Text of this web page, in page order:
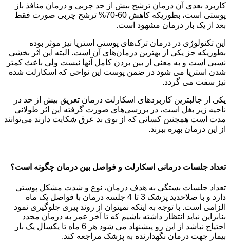
کاربرد بعدی آن درمان ترشح بیش از حد چربی و درمان منافذ باز
پوستی است، بطوریکه کاهش 60-70% ترشح چربی صورت فقط
بعد از یک بار درمان مشهود است.
این تکنولوژی در درمان ترک‌های پوستی استریا نیز موثر بوده
بطوریکه جز یکی از بهترین درمان‌های آن است. البته این اثر بخشی
نسبی است و به معنی از بین بردن کامل آنها نیست ولی باعث کمتر
شدن استریا می شود در ضمن پوست این نواحی که اسکارلت شده
نیز سفت می گردد.
یکی از جالبترین کاربردهای اسکارلت درمان تعریق بیش از حد در
ناحیه زیر بغل است، در بررسی‌های صورت گرفته این اثر طولانی
مدت است همچنین کسانی که از بوی بد عرق شکایت دارند می‌توانند
از این درمان بهره ببرند.
تعداد جلسات درمانی اسکارلت و فواصل بین درمان چگونه است؟
تعداد جلسات بستگی به هدف درمان، نوع و شدت مشکل پوستی
دارد و با صلاحدید پزشک 3 تا 4 جلسه درمان با فواصل یک ماه
الزامی است. با توجه به اینکه نمیتوان از روند پیری جلوگیری نمود
بنابراین نباید انتظار داشته باشیم که تا آخر عمر به درمان مجدد
احتیاج نباشد از این رو پیشنهاد می شود هر 6 ماه تا یکسال یک بار
بیمار جهت درمان نگهدارنده به پزشک مراجعه کند.